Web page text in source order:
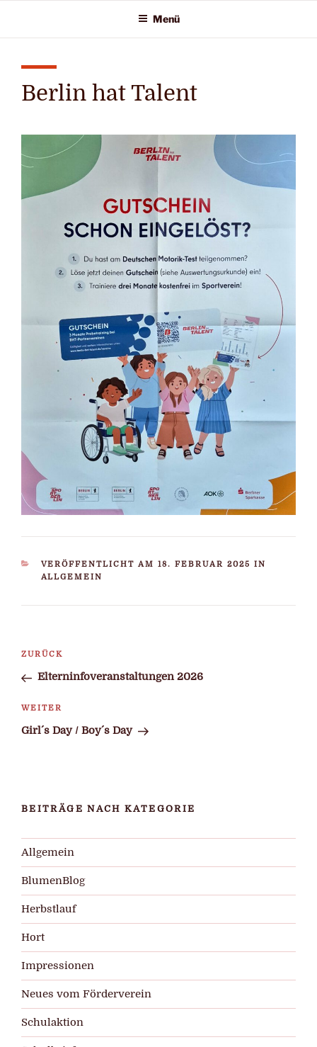
springen
Menü
Berlin hat Talent
KATEGORIEN
VERÖFFENTLICHT AM 18. FEBRUAR 2025 IN
ALLGEMEIN
Beitragsnavigation
Vorheriger
Beitrag
ZURÜCK
Elterninfoveranstaltungen 2026
Nächster
Beitrag
WEITER
Girl´s Day / Boy´s Day
BEITRÄGE NACH KATEGORIE
Allgemein
BlumenBlog
Herbstlauf
Hort
Impressionen
Neues vom Förderverein
Schulaktion